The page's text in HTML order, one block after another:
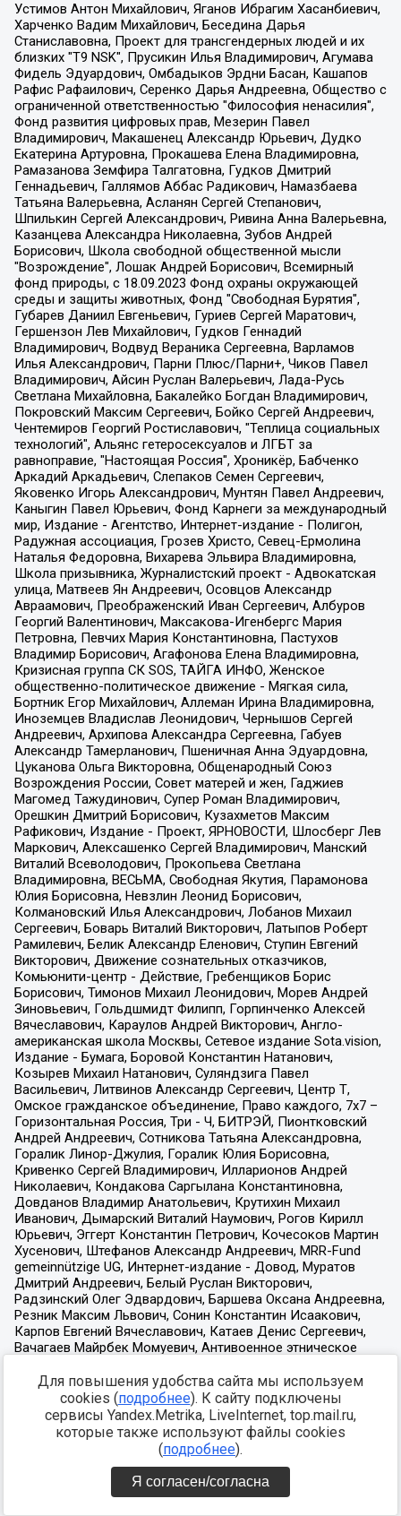
Для повышения удобства сайта мы используем
cookies (подробнее). К сайту подключены
сервисы Yandex.Metrika, LiveInternet, top.mail.ru,
которые также используют файлы cookies
(подробнее).
Я согласен/согласна